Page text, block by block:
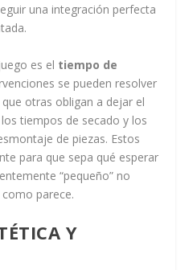
una integración perfecta
es el tiempo de
se pueden resolver
otras obligan a dejar el
tiempos de secado y los
de piezas. Estos
para que sepa qué esperar
“pequeño” no
parece.
Y